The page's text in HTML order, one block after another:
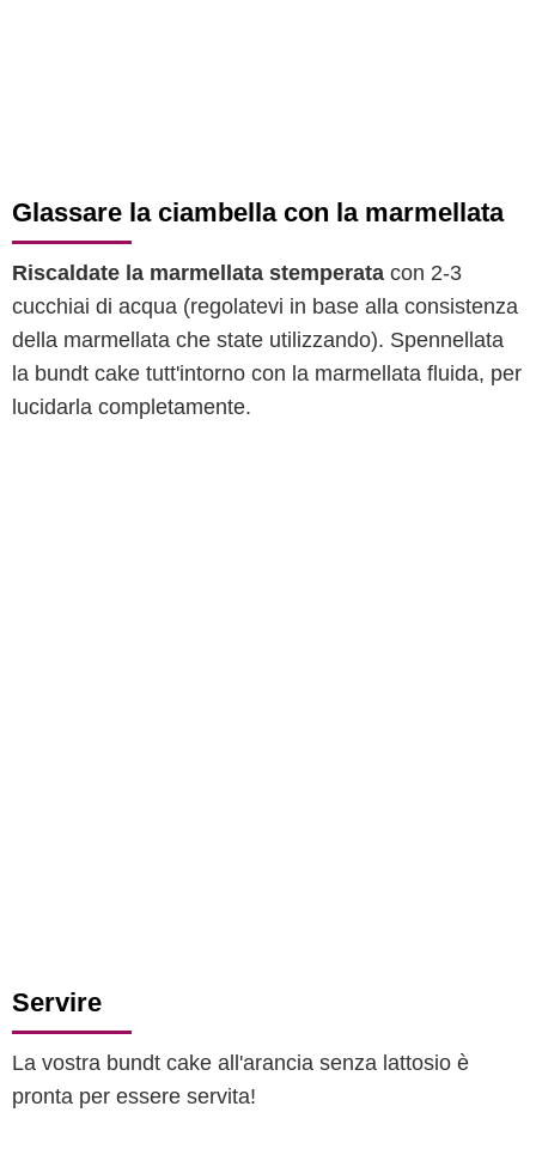
Glassare la ciambella con la marmellata
Riscaldate la marmellata stemperata con 2-3
cucchiai di acqua (regolatevi in base alla consistenza
della marmellata che state utilizzando). Spennellata
la bundt cake tutt'intorno con la marmellata fluida, per
lucidarla completamente.
Servire
La vostra bundt cake all'arancia senza lattosio è
pronta per essere servita!